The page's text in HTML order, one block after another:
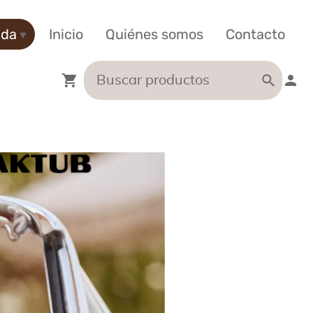
Inicio Quiénes somos Contacto